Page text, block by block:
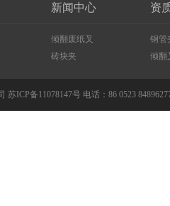
新闻中心
倾翻废纸叉
砖块夹
资
钢管
倾翻
苏ICP备11078147号 电话：86 0523